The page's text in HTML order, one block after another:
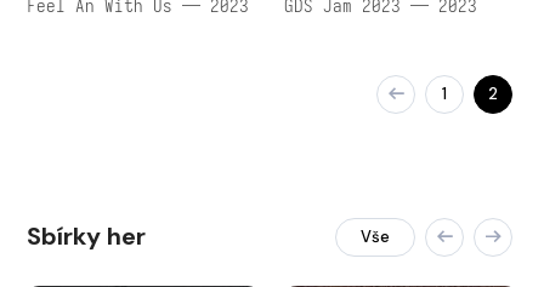
Feel An With Us — 2023 GDS Jam 2023 — 2023
1 2
Sbírky her Vše